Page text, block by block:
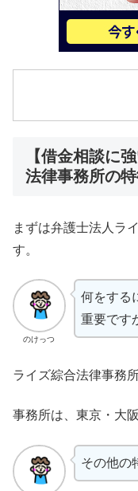
【借金相談に
法律事務所の
まずは弁護士法人ラ
す。
のけっつ
何をする
重要です
ライズ綜合法律事務
事務所は、東京・大
その他の